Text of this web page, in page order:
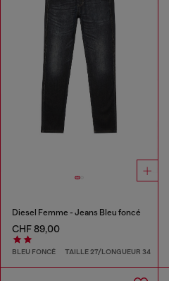
Diesel Femme - Jeans Bleu foncé
CHF 89,00
BLEU FONCÉ TAILLE 27/LONGUEUR 34